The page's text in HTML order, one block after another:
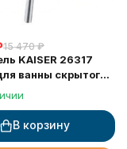
15 470 ₽
KAISER 26317
ванны скрытого
В корзину